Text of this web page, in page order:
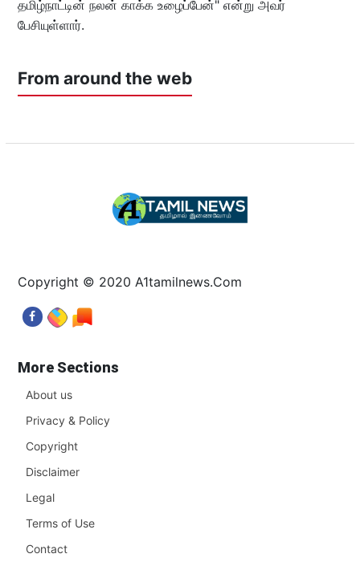
தமிழ்நாட்டின் நலன் காக்க உழைப்பேன்" என்று அவர்
பேசியுள்ளார்.
From around the web
Copyright © 2020 A1tamilnews.Com
More Sections
About us
Privacy & Policy
Copyright
Disclaimer
Legal
Terms of Use
Contact